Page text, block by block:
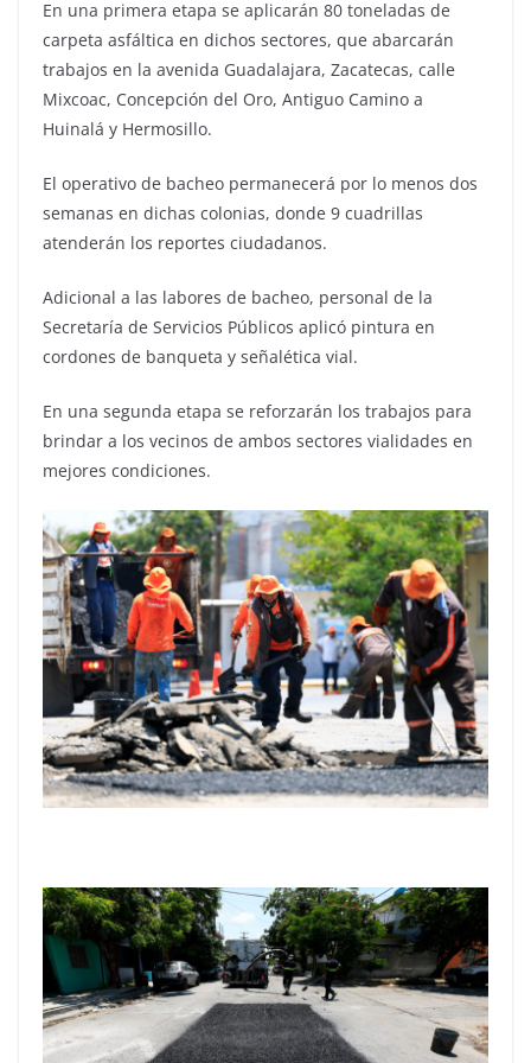
En una primera etapa se aplicarán 80 toneladas de
carpeta asfáltica en dichos sectores, que abarcarán
trabajos en la avenida Guadalajara, Zacatecas, calle
Mixcoac, Concepción del Oro, Antiguo Camino a
Huinalá y Hermosillo.
El operativo de bacheo permanecerá por lo menos dos
semanas en dichas colonias, donde 9 cuadrillas
atenderán los reportes ciudadanos.
Adicional a las labores de bacheo, personal de la
Secretaría de Servicios Públicos aplicó pintura en
cordones de banqueta y señalética vial.
En una segunda etapa se reforzarán los trabajos para
brindar a los vecinos de ambos sectores vialidades en
mejores condiciones.